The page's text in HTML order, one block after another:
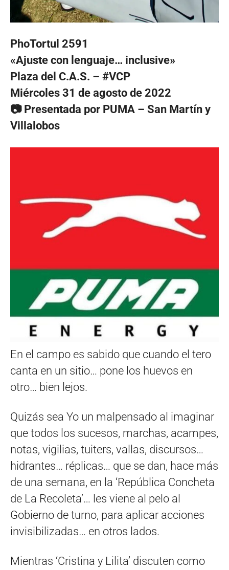
PhoTortul 2591
«Ajuste con lenguaje… inclusive»
Plaza del C.A.S. – #VCP
Miércoles 31 de agosto de 2022
📷 Presentada por PUMA – San Martín y
Villalobos
En el campo es sabido que cuando el tero
canta en un sitio… pone los huevos en
otro… bien lejos.
Quizás sea Yo un malpensado al imaginar
que todos los sucesos, marchas, acampes,
notas, vigilias, tuiters, vallas, discursos…
hidrantes… réplicas… que se dan, hace más
de una semana, en la ‘República Concheta
de La Recoleta’… les viene al pelo al
Gobierno de turno, para aplicar acciones
invisibilizadas… en otros lados.
Mientras ‘Cristina y Lilita’ discuten como